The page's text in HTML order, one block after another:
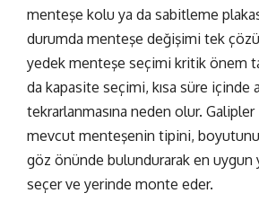
menteşe kolu ya da sabitleme
durumda menteşe değişimi tek
yedek menteşe seçimi kritik önem
da kapasite seçimi, kısa süre içinde
tekrarlanmasına neden olur.
mevcut menteşenin tipini, boyutunu
göz önünde bulundurarak en uygun
seçer ve yerinde monte eder.